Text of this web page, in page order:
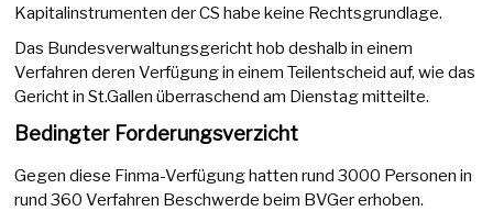
Kapitalinstrumenten der CS habe keine Rechtsgrundlage.
Das Bundesverwaltungsgericht hob deshalb in einem
Verfahren deren Verfügung in einem Teilentscheid auf, wie das
Gericht in St.Gallen überraschend am Dienstag mitteilte.
Bedingter Forderungsverzicht
Gegen diese Finma-Verfügung hatten rund 3000 Personen in
rund 360 Verfahren Beschwerde beim BVGer erhoben.